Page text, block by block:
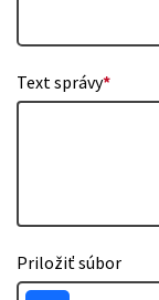
Text správy*
Priložiť súbor